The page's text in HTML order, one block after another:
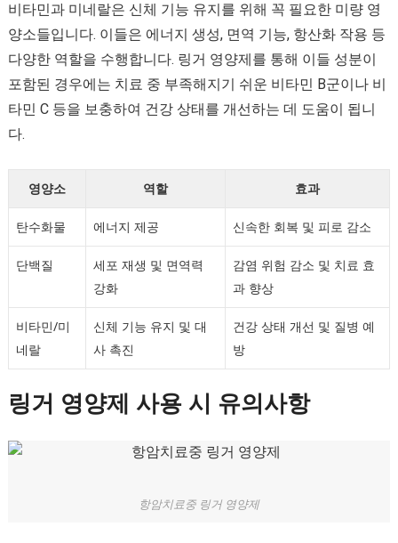
비타민과 미네랄은 신체 기능 유지를 위해 꼭 필요한 미량 영
양소들입니다. 이들은 에너지 생성, 면역 기능, 항산화 작용 등
다양한 역할을 수행합니다. 링거 영양제를 통해 이들 성분이
포함된 경우에는 치료 중 부족해지기 쉬운 비타민 B군이나 비
타민 C 등을 보충하여 건강 상태를 개선하는 데 도움이 됩니
다.
영양소 역할 효과
탄수화물 에너지 제공 신속한 회복 및 피로 감소
단백질
세포 재생 및 면역력
강화
감염 위험 감소 및 치료 효
과 향상
비타민/미
네랄
신체 기능 유지 및 대
사 촉진
건강 상태 개선 및 질병 예
방
링거 영양제 사용 시 유의사항
항암치료중 링거 영양제